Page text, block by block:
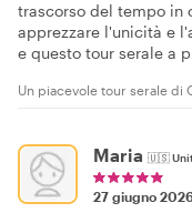
trascorso del tempo in
apprezzare l'unicità e
e questo tour serale a
Un piacevole tour serale di
Maria 🇺🇸
27 giugno